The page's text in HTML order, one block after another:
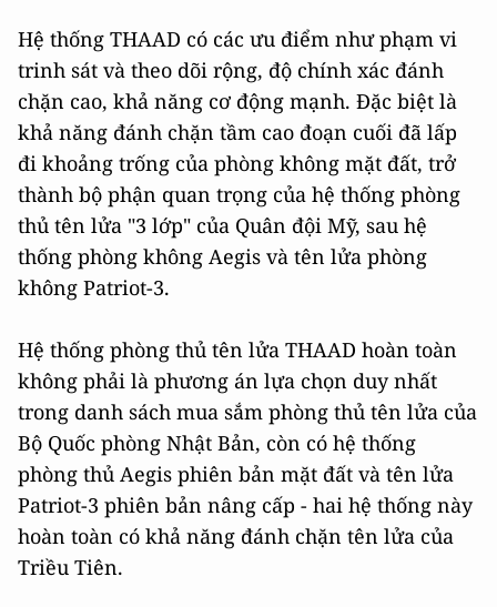
Hệ thống THAAD có các ưu điểm như phạm vi
trinh sát và theo dõi rộng, độ chính xác đánh
chặn cao, khả năng cơ động mạnh. Đặc biệt là
khả năng đánh chặn tầm cao đoạn cuối đã lấp
đi khoảng trống của phòng không mặt đất, trở
thành bộ phận quan trọng của hệ thống phòng
thủ tên lửa "3 lớp" của Quân đội Mỹ, sau hệ
thống phòng không Aegis và tên lửa phòng
không Patriot-3.
Hệ thống phòng thủ tên lửa THAAD hoàn toàn
không phải là phương án lựa chọn duy nhất
trong danh sách mua sắm phòng thủ tên lửa của
Bộ Quốc phòng Nhật Bản, còn có hệ thống
phòng thủ Aegis phiên bản mặt đất và tên lửa
Patriot-3 phiên bản nâng cấp - hai hệ thống này
hoàn toàn có khả năng đánh chặn tên lửa của
Triều Tiên.